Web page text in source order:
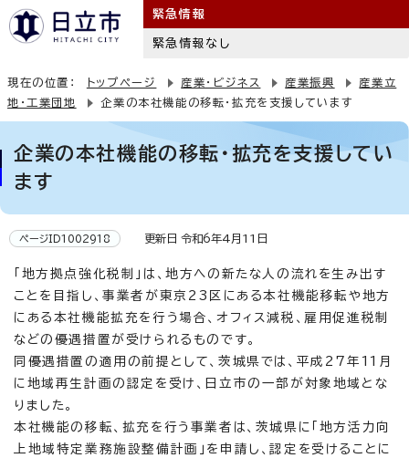
緊急情報
緊急情報なし
現在の位置： トップページ 産業・ビジネス 産業振興
産業立
地・工業団地
企業の本社機能の移転・拡充を支援しています
企業の本社機能の移転・拡充を支援してい
ます
ページID1002918 更新日 令和6年4月11日
「地方拠点強化税制」は、地方への新たな人の流れを生み出す
ことを目指し、事業者が東京23区にある本社機能移転や地方
にある本社機能拡充を行う場合、オフィス減税、雇用促進税制
などの優遇措置が受けられるものです。
同優遇措置の適用の前提として、茨城県では、平成27年11月
に地域再生計画の認定を受け、日立市の一部が対象地域とな
りました。
本社機能の移転、拡充を行う事業者は、茨城県に「地方活力向
上地域特定業務施設整備計画」を申請し、認定を受けることに